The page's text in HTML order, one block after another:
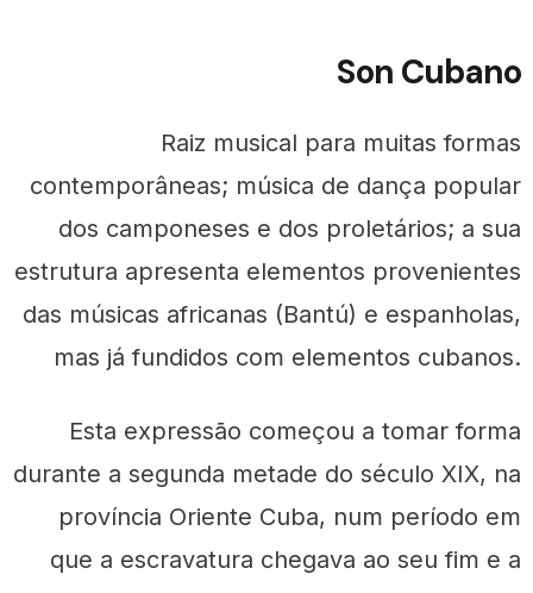
Son Cubano
Raiz musical para muitas formas
contemporâneas; música de dança popular
dos camponeses e dos proletários; a sua
estrutura apresenta elementos provenientes
das músicas africanas (Bantú) e espanholas,
mas já fundidos com elementos cubanos.
Esta expressão começou a tomar forma
durante a segunda metade do século XIX, na
província Oriente Cuba, num período em
que a escravatura chegava ao seu fim e a